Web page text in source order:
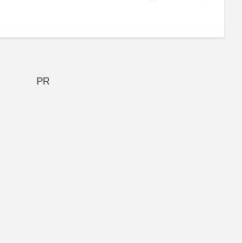
PR